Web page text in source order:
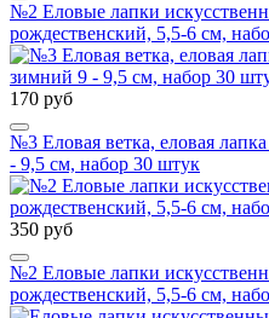
№2 Еловые лапки
рождественский, 5,5-6 см,
170 руб
№3 Еловая ветка, еловая
- 9,5 см, набор 30 штук
350 руб
№2 Еловые лапки
рождественский, 5,5-6 см,